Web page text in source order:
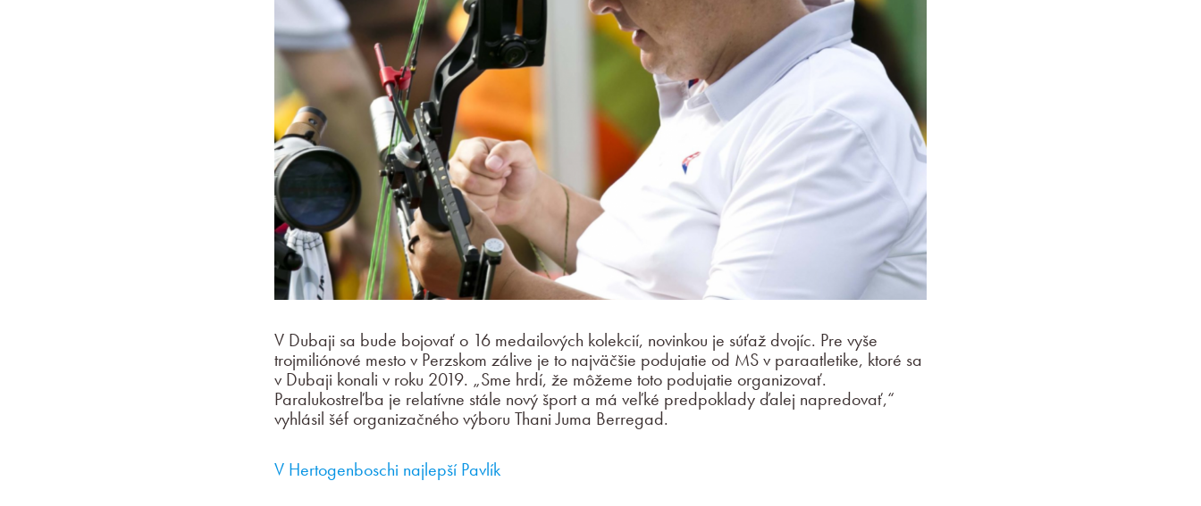
V Dubaji sa bude bojovať o 16 medailových kolekcií, novinkou je súťaž dvojíc. Pre vyše
trojmiliónové mesto v Perzskom zálive je to najväčšie podujatie od MS v paraatletike, ktoré sa
v Dubaji konali v roku 2019. „Sme hrdí, že môžeme toto podujatie organizovať.
Paralukostreľba je relatívne stále nový šport a má veľké predpoklady ďalej napredovať,“
vyhlásil šéf organizačného výboru Thani Juma Berregad.
V Hertogenboschi najlepší Pavlík